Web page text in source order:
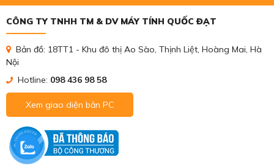
CÔNG TY TNHH TM & DV MÁY TÍNH QUỐC ĐẠT
Bản đồ: 18TT1 - Khu đô thị Ao Sào, Thịnh Liệt, Hoàng Mai, Hà
Nội
Hotline: 098 436 98 58
Xem giao diện bản PC